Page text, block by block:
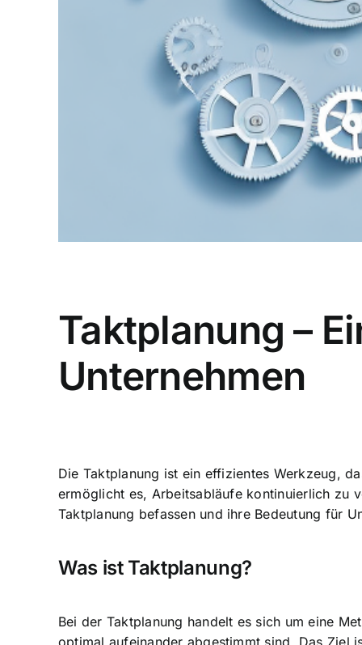
Taktplanung –
Unternehmen
Die Taktplanung ist ein effizientes Werkzeug,
ermöglicht es, Arbeitsabläufe kontinuierlich zu
Taktplanung befassen und ihre Bedeutung für
Was ist Taktplanung?
Bei der Taktplanung handelt es sich um eine